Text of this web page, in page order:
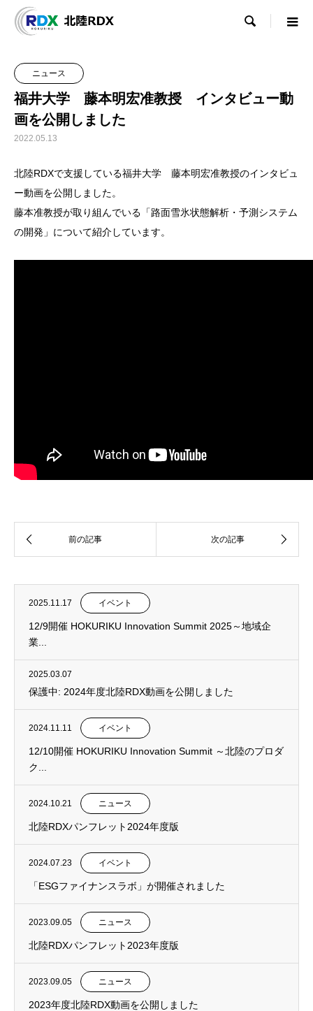

ニュース
福井大学 藤本明宏准教授 インタビュー動
画を公開しました
2022.05.13
北陸RDXで支援している福井大学 藤本明宏准教授のインタビュ
ー動画を公開しました。
藤本准教授が取り組んでいる「路面雪氷状態解析・予測システム
の開発」について紹介しています。
2025.11.17 イベント
12/9開催 HOKURIKU Innovation Summit 2025～地域企
業...
2025.03.07
保護中: 2024年度北陸RDX動画を公開しました
2024.11.11 イベント
12/10開催 HOKURIKU Innovation Summit ～北陸のプロダ
ク...
2024.10.21 ニュース
北陸RDXパンフレット2024年度版
2024.07.23 イベント
「ESGファイナンスラボ」が開催されました
2023.09.05 ニュース
北陸RDXパンフレット2023年度版
2023.09.05 ニュース
2023年度北陸RDX動画を公開しました